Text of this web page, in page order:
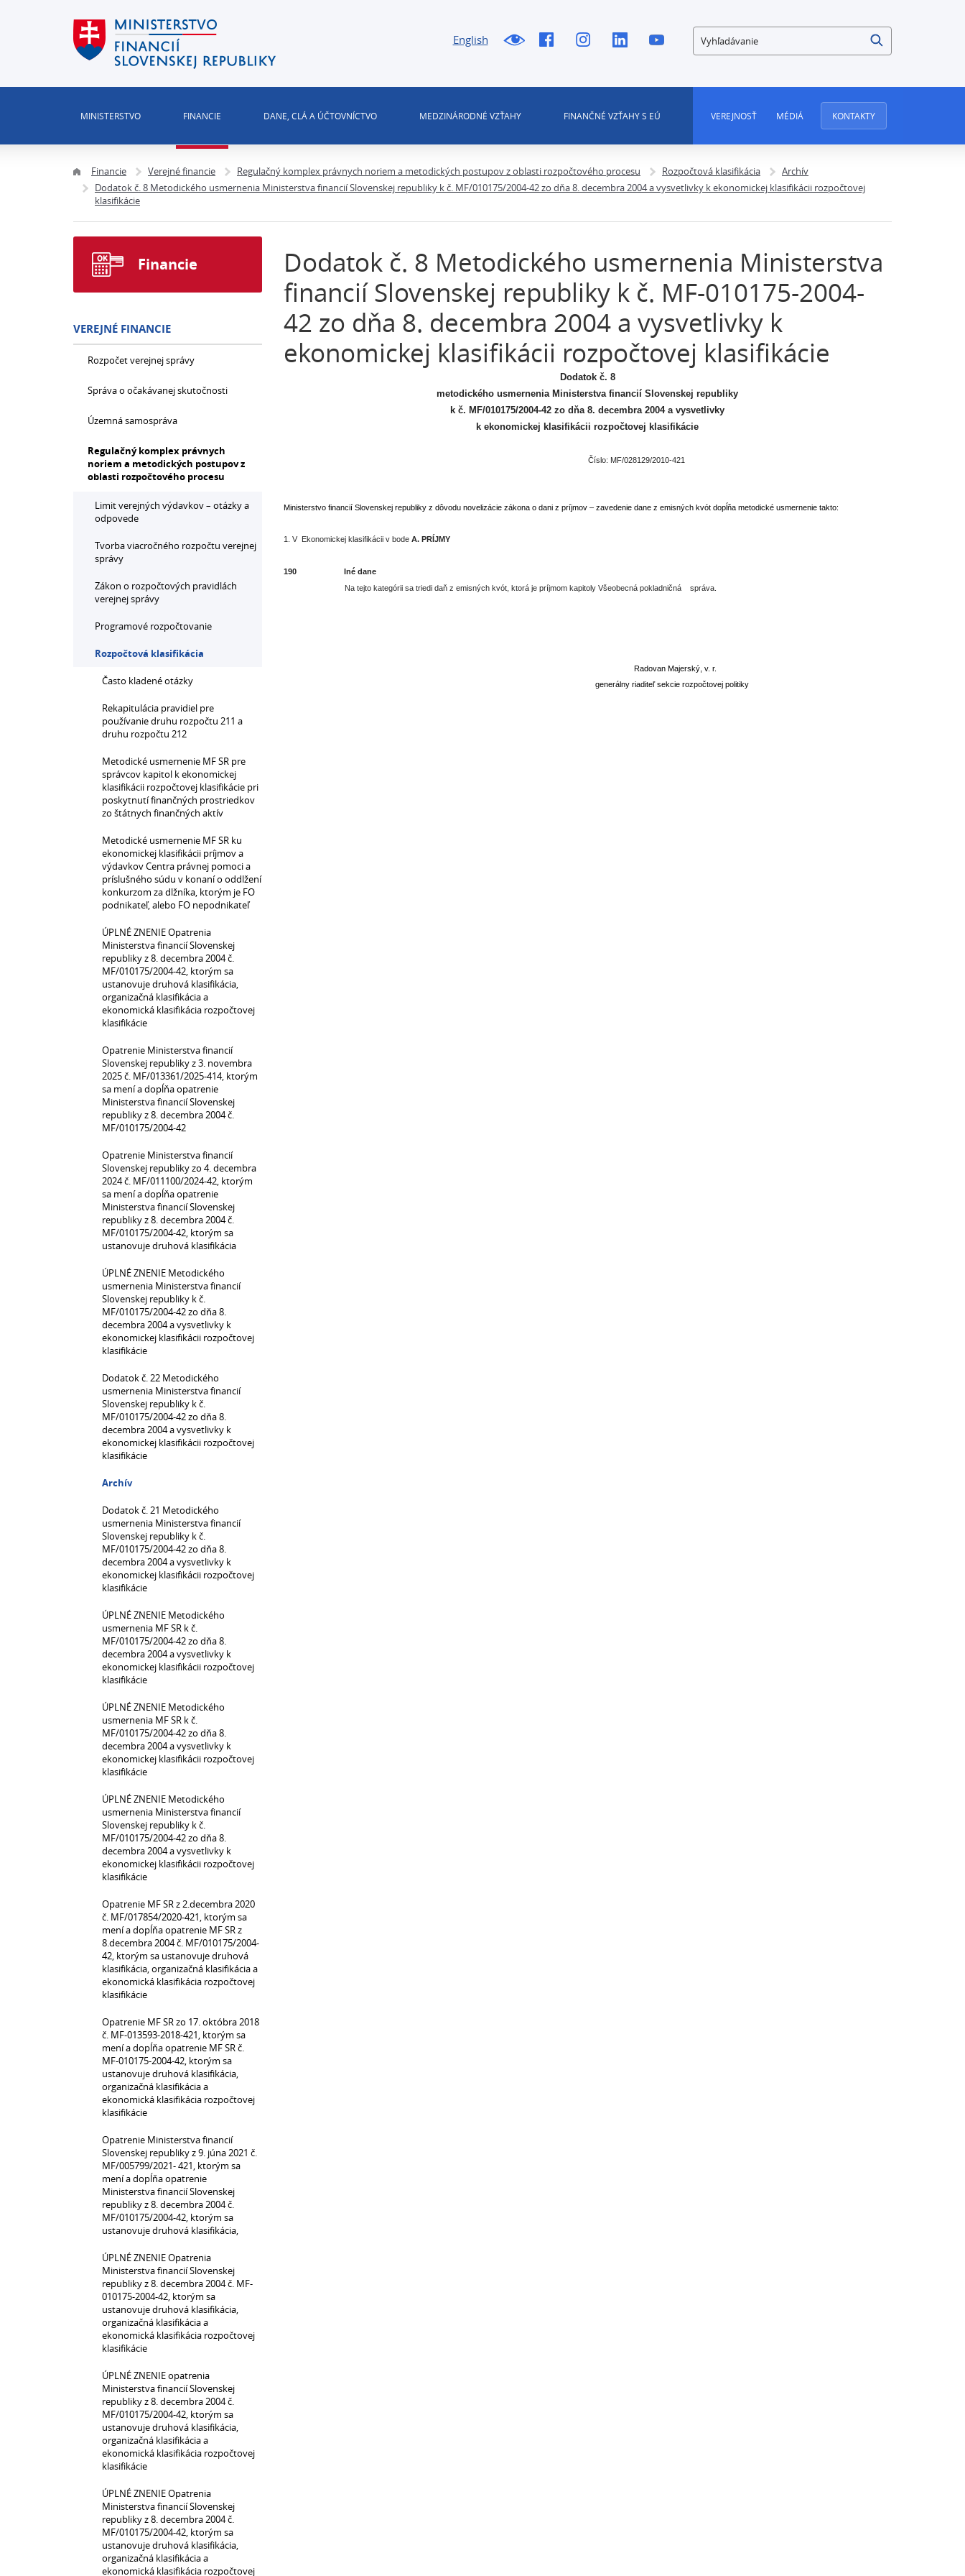
English Vyhľadávanie
MINISTERSTVO FINANCIE DANE, CLÁ A ÚČTOVNÍCTVO MEDZINÁRODNÉ VZŤAHY FINANČNÉ VZŤAHY S EÚ VEREJNOSŤ MÉDIÁ KONTAKTY
Financie Verejné financie Regulačný komplex právnych noriem a metodických postupov z oblasti rozpočtového procesu Rozpočtová klasifikácia
Archív
Dodatok č. 8 Metodického usmernenia Ministerstva financií Slovenskej republiky k č. MF/010175/2004-42 zo dňa 8. decembra 2004 a vysvetlivky k ekonomickej klasifikácii rozpočtovej
klasifikácie
Dodatok č. 8 Metodického usmernenia Ministerstva
financií Slovenskej republiky k č. MF-010175-2004-
42 zo dňa 8. decembra 2004 a vysvetlivky k
ekonomickej klasifikácii rozpočtovej klasifikácie
Dodatok č. 8
metodického usmernenia Ministerstva financií Slovenskej republiky
k č. MF/010175/2004-42 zo dňa 8. decembra 2004 a vysvetlivky
k ekonomickej klasifikácii rozpočtovej klasifikácie
Číslo: MF/028129/2010-421
Ministerstvo financií Slovenskej republiky z dôvodu novelizácie zákona o dani z príjmov – zavedenie dane z emisných kvót dopĺňa metodické usmernenie takto:
1. V Ekonomickej klasifikácii v bode A. PRÍJMY
190
Iné dane
Na tejto kategórii sa triedi daň z emisných kvót, ktorá je príjmom kapitoly Všeobecná pokladničná
správa.
Radovan Majerský, v. r.
generálny riaditeľ sekcie rozpočtovej politiky
Financie
VEREJNÉ FINANCIE
Rozpočet verejnej správy
Správa o očakávanej skutočnosti
Územná samospráva
Regulačný komplex právnych
noriem a metodických postupov z
oblasti rozpočtového procesu
Limit verejných výdavkov – otázky a
odpovede
Tvorba viacročného rozpočtu verejnej
správy
Zákon o rozpočtových pravidlách
verejnej správy
Programové rozpočtovanie
Rozpočtová klasifikácia
Často kladené otázky
Rekapitulácia pravidiel pre
používanie druhu rozpočtu 211 a
druhu rozpočtu 212
Metodické usmernenie MF SR pre
správcov kapitol k ekonomickej
klasifikácii rozpočtovej klasifikácie pri
poskytnutí finančných prostriedkov
zo štátnych finančných aktív
Metodické usmernenie MF SR ku
ekonomickej klasifikácii príjmov a
výdavkov Centra právnej pomoci a
príslušného súdu v konaní o oddlžení
konkurzom za dlžníka, ktorým je FO
podnikateľ, alebo FO nepodnikateľ
ÚPLNÉ ZNENIE Opatrenia
Ministerstva financií Slovenskej
republiky z 8. decembra 2004 č.
MF/010175/2004-42, ktorým sa
ustanovuje druhová klasifikácia,
organizačná klasifikácia a
ekonomická klasifikácia rozpočtovej
klasifikácie
Opatrenie Ministerstva financií
Slovenskej republiky z 3. novembra
2025 č. MF/013361/2025-414, ktorým
sa mení a dopĺňa opatrenie
Ministerstva financií Slovenskej
republiky z 8. decembra 2004 č.
MF/010175/2004-42
Opatrenie Ministerstva financií
Slovenskej republiky zo 4. decembra
2024 č. MF/011100/2024-42, ktorým
sa mení a dopĺňa opatrenie
Ministerstva financií Slovenskej
republiky z 8. decembra 2004 č.
MF/010175/2004-42, ktorým sa
ustanovuje druhová klasifikácia
ÚPLNÉ ZNENIE Metodického
usmernenia Ministerstva financií
Slovenskej republiky k č.
MF/010175/2004-42 zo dňa 8.
decembra 2004 a vysvetlivky k
ekonomickej klasifikácii rozpočtovej
klasifikácie
Dodatok č. 22 Metodického
usmernenia Ministerstva financií
Slovenskej republiky k č.
MF/010175/2004-42 zo dňa 8.
decembra 2004 a vysvetlivky k
ekonomickej klasifikácii rozpočtovej
klasifikácie
Archív
Dodatok č. 21 Metodického
usmernenia Ministerstva financií
Slovenskej republiky k č.
MF/010175/2004-42 zo dňa 8.
decembra 2004 a vysvetlivky k
ekonomickej klasifikácii rozpočtovej
klasifikácie
ÚPLNÉ ZNENIE Metodického
usmernenia MF SR k č.
MF/010175/2004-42 zo dňa 8.
decembra 2004 a vysvetlivky k
ekonomickej klasifikácii rozpočtovej
klasifikácie
ÚPLNÉ ZNENIE Metodického
usmernenia MF SR k č.
MF/010175/2004-42 zo dňa 8.
decembra 2004 a vysvetlivky k
ekonomickej klasifikácii rozpočtovej
klasifikácie
ÚPLNÉ ZNENIE Metodického
usmernenia Ministerstva financií
Slovenskej republiky k č.
MF/010175/2004-42 zo dňa 8.
decembra 2004 a vysvetlivky k
ekonomickej klasifikácii rozpočtovej
klasifikácie
Opatrenie MF SR z 2.decembra 2020
č. MF/017854/2020-421, ktorým sa
mení a dopĺňa opatrenie MF SR z
8.decembra 2004 č. MF/010175/2004-
42, ktorým sa ustanovuje druhová
klasifikácia, organizačná klasifikácia a
ekonomická klasifikácia rozpočtovej
klasifikácie
Opatrenie MF SR zo 17. októbra 2018
č. MF-013593-2018-421, ktorým sa
mení a dopĺňa opatrenie MF SR č.
MF-010175-2004-42, ktorým sa
ustanovuje druhová klasifikácia,
organizačná klasifikácia a
ekonomická klasifikácia rozpočtovej
klasifikácie
Opatrenie Ministerstva financií
Slovenskej republiky z 9. júna 2021 č.
MF/005799/2021- 421, ktorým sa
mení a dopĺňa opatrenie
Ministerstva financií Slovenskej
republiky z 8. decembra 2004 č.
MF/010175/2004-42, ktorým sa
ustanovuje druhová klasifikácia,
ÚPLNÉ ZNENIE Opatrenia
Ministerstva financií Slovenskej
republiky z 8. decembra 2004 č. MF-
010175-2004-42, ktorým sa
ustanovuje druhová klasifikácia,
organizačná klasifikácia a
ekonomická klasifikácia rozpočtovej
klasifikácie
ÚPLNÉ ZNENIE opatrenia
Ministerstva financií Slovenskej
republiky z 8. decembra 2004 č.
MF/010175/2004-42, ktorým sa
ustanovuje druhová klasifikácia,
organizačná klasifikácia a
ekonomická klasifikácia rozpočtovej
klasifikácie
ÚPLNÉ ZNENIE Opatrenia
Ministerstva financií Slovenskej
republiky z 8. decembra 2004 č.
MF/010175/2004-42, ktorým sa
ustanovuje druhová klasifikácia,
organizačná klasifikácia a
ekonomická klasifikácia rozpočtovej